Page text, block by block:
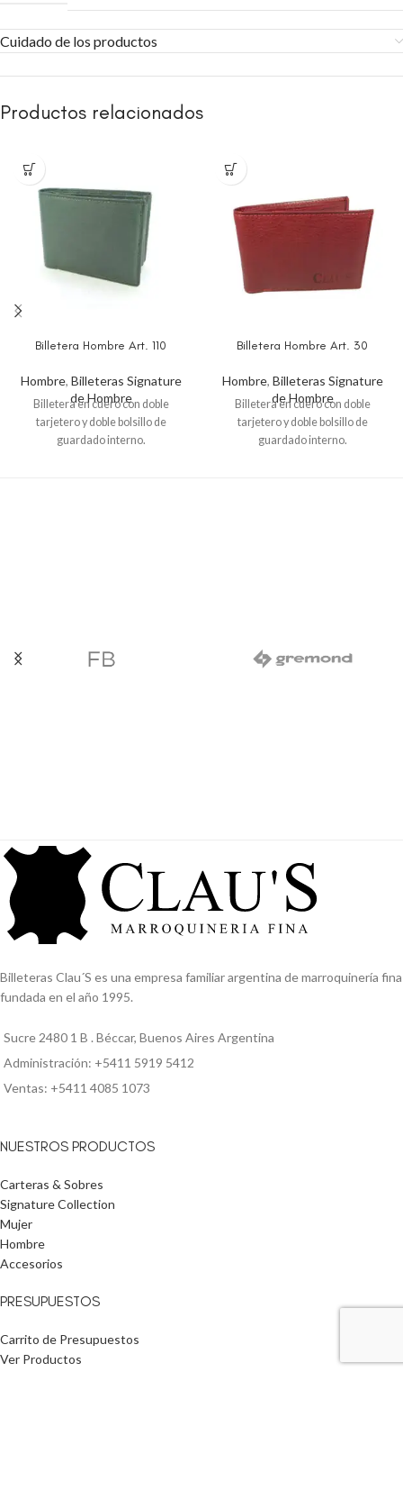
Cuidado de los productos
Productos relacionados
Billetera Hombre Art. 110
Hombre, Billeteras Signature
de Hombre
Billetera en cuero con doble
tarjetero y doble bolsillo de
guardado interno.
Billetera Hombre Art. 30
Hombre, Billeteras Signature
de Hombre
Billetera en cuero con doble
tarjetero y doble bolsillo de
guardado interno.
Billeteras Clau´S es una empresa familiar argentina de marroquinería fina
fundada en el año 1995.
Sucre 2480 1 B . Béccar, Buenos Aires Argentina
Administración: +5411 5919 5412
Ventas: +5411 4085 1073
NUESTROS PRODUCTOS
Carteras & Sobres
Signature Collection
Mujer
Hombre
Accesorios
PRESUPUESTOS
Carrito de Presupuestos
Ver Productos